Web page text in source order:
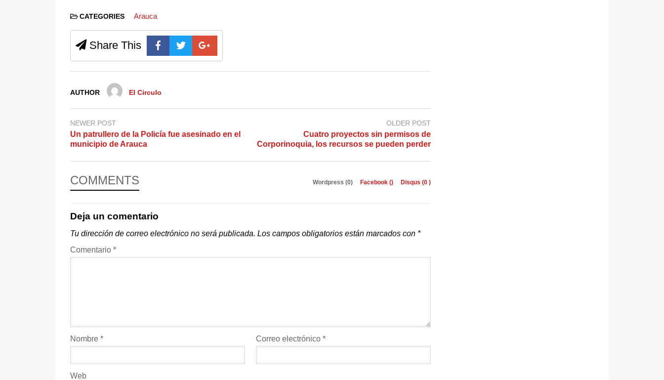
CATEGORIES Arauca
Share This
AUTHOR El Circulo
NEWER POST
Un patrullero de la Policía fue asesinado en el
municipio de Arauca
OLDER POST
Cuatro proyectos sin permisos de
Corporinoquia, los recursos se pueden perder
COMMENTS Wordpress (0) Facebook () Disqus (0 )
Deja un comentario
Tu dirección de correo electrónico no será publicada. Los campos obligatorios están marcados con *
Comentario *
Nombre * Correo electrónico *
Web